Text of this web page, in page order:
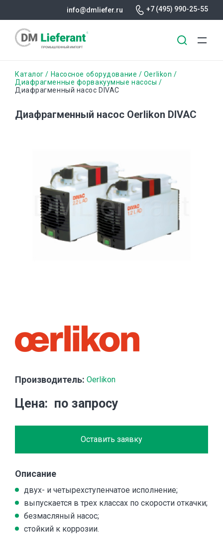
основному
info@dmliefer.ru +7 (495) 990-25-55
Строка
навигации
Каталог Насосное оборудование
Oerlikon
Диафрагменные форвакуумные насосы
Диафрагменный насос DIVAC
Диафрагменный насос Oerlikon DIVAC
Производитель: Oerlikon
Цена по запросу
Оставить заявку
Описание
двух- и четырехступенчатое исполнение;
выпускается в трех классах по скорости откачки;
безмасляный насос;
стойкий к коррозии.